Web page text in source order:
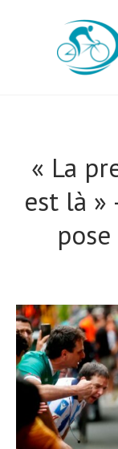
« La
est là »